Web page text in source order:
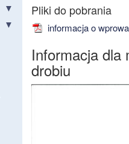
informacja o
Informacja dla
drobiu